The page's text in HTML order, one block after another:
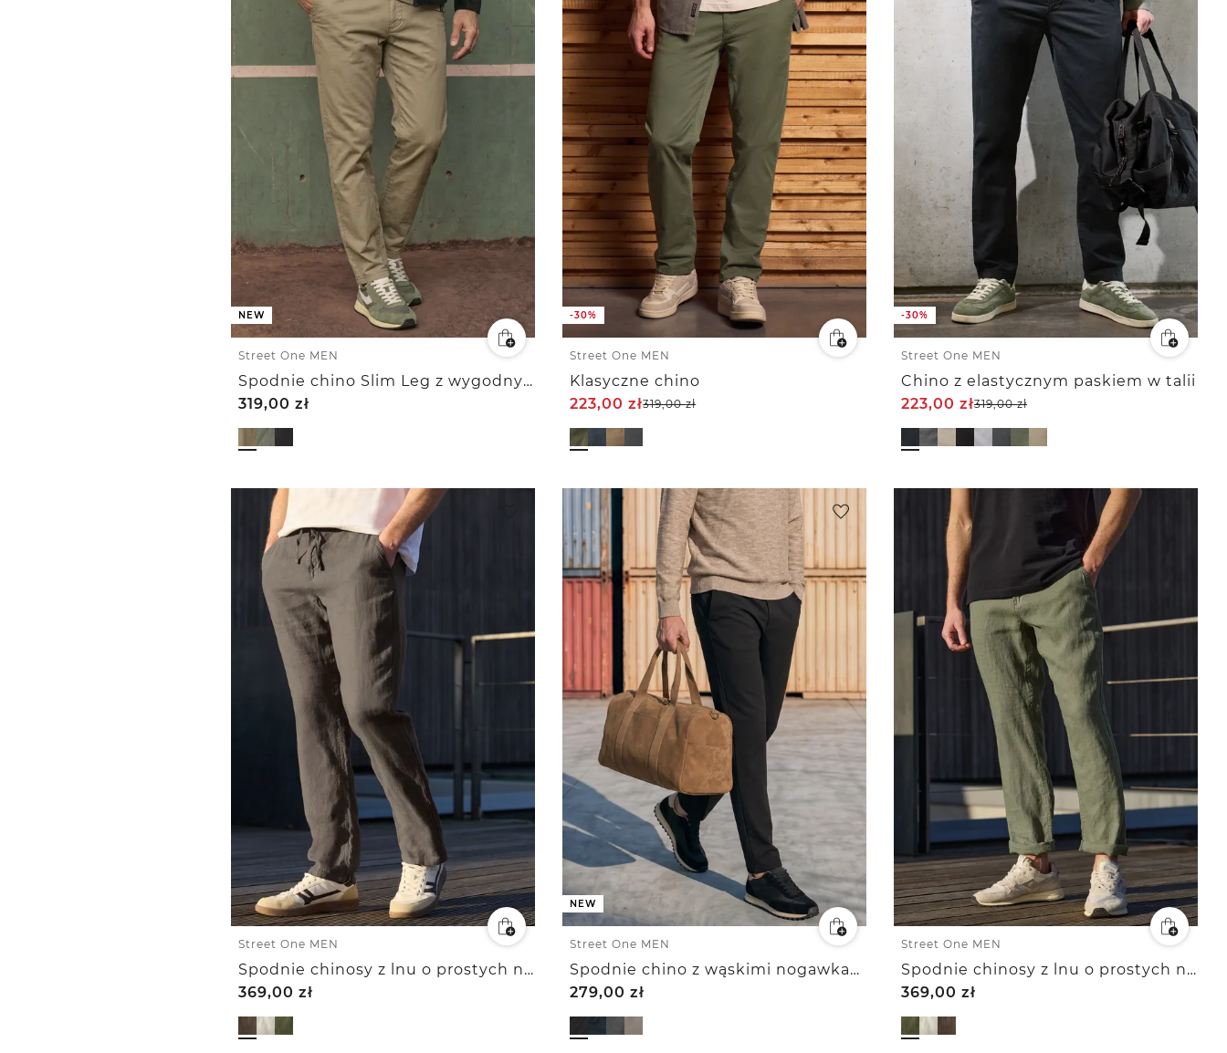
NEW
Street One MEN
Spodnie chino Slim Leg z wygodnym elastycznym paskiem
319,00zł
-30%
Street One MEN
Klasyczne chino
223,00zł319,00zł
-30%
Street One MEN
Chino z elastycznym paskiem w talii
223,00zł319,00zł
Street One MEN
Spodnie chinosy z lnu o prostych nogawkach
369,00zł
NEW
Street One MEN
Spodnie chino z wąskimi nogawkami z elastycznej dzianiny z r
279,00zł
Street One MEN
Spodnie chinosy z lnu o prostych nogawkach
369,00zł